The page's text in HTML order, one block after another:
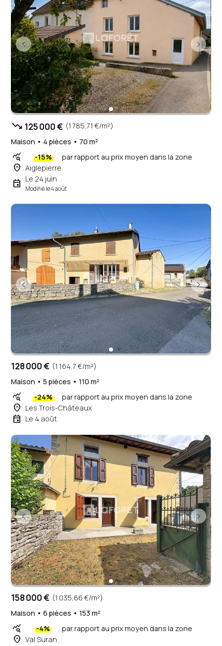
trending_down 125 000 € (1 785,71 €/m²)
Maison • 4 pièces • 70 m²
query_stats -15% par rapport au prix moyen dans la zone
place Aiglepierre
event Le 24 juin
Modifié le 4 août
128 000 € (1 164,7 €/m²)
Maison • 5 pièces • 110 m²
query_stats -24% par rapport au prix moyen dans la zone
place Les Trois-Châteaux
event Le 4 août
158 000 € (1 035,66 €/m²)
Maison • 6 pièces • 153 m²
query_stats -4% par rapport au prix moyen dans la zone
place Val Suran